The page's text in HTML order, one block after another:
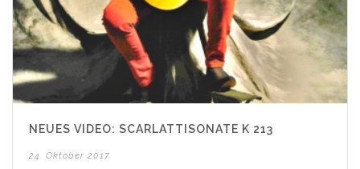
NEUES VIDEO: SCARLATTISONATE K 213
24. Oktober 2017